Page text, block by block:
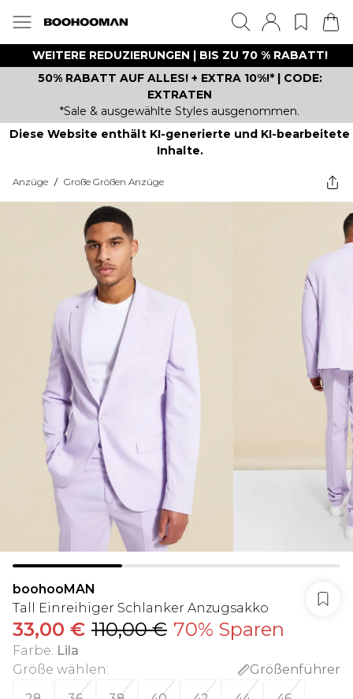
WEITERE REDUZIERUNGEN | BIS ZU 70 % RABATT!
50% RABATT AUF ALLES! + EXTRA 10%!* | CODE:
EXTRATEN
*Sale & ausgewählte Styles ausgenommen.
Diese Website enthält KI-generierte und KI-bearbeitete
Inhalte.
Anzüge / Große Größen Anzüge
boohooMAN
Tall Einreihiger Schlanker Anzugsakko
33,00 € 110,00 € 70% Sparen
Farbe: Lila
Größe wählen:
Größenführer